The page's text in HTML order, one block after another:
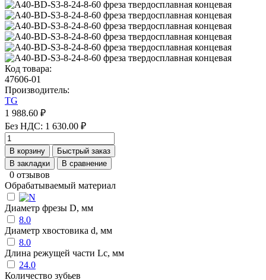
Код товара:
47606-01
Производитель:
TG
1 988.60 ₽
Без НДС: 1 630.00 ₽
В корзину
Быстрый заказ
В закладки
В сравнение
0 отзывов
Обрабатываемый материал
Диаметр фрезы D, мм
8.0
Диаметр хвостовика d, мм
8.0
Длина режущей части Lc, мм
24.0
Количество зубьев